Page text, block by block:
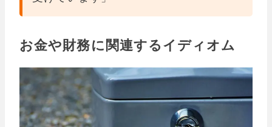
お金や財務に関連するイディオム